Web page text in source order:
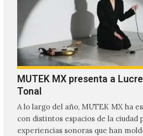
MUTEK MX presenta a
Tonal
A lo largo del año, MUTEK MX ha
con distintos espacios de la ciudad
experiencias sonoras que han